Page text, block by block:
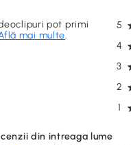
pot primi
mai multe.
1
2
3
4
5
din intreaga lume